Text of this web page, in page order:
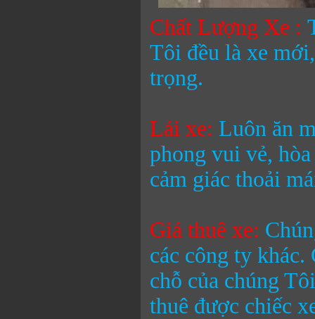
Chất Lượng Xe :
Tôi đều là xe
trọng.
Lái xe: Luôn ăn
phong vui vẻ,
cảm giác thoải
Giá thuê xe:
các công ty
chỗ của chúng
thuê được chiếc